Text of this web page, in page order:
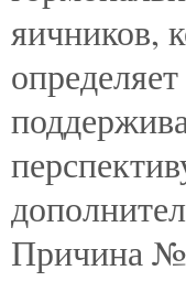
яичников,
Причина